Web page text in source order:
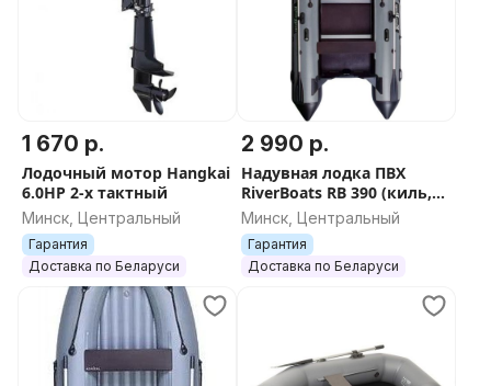
1 670 р.
Лодочный мотор Hangkai
6.0HP 2-х тактный
Минск, Центральный
Гарантия
Доставка по Беларуси
2 990 р.
Надувная лодка ПВХ
RiverBoats RB 390 (киль,
слань)
Минск, Центральный
Гарантия
Доставка по Беларуси